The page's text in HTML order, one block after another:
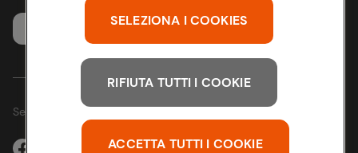
Whistleblowing
Servizio clienti
Seguici sui Social:
SELEZIONA I COOKIES
RIFIUTA TUTTI I COOKIE
ACCETTA TUTTI I COOKIE